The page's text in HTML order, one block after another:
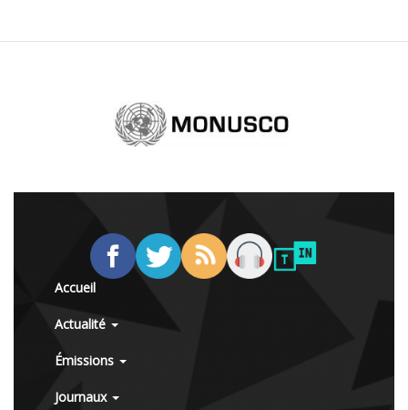
Accueil
Actualité
Émissions
Journaux